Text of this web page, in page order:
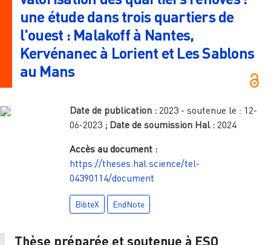
une étude dans trois quartiers de
l'ouest : Malakoff à Nantes,
Kervénanec à Lorient et Les Sablons
au Mans
Date de publication : 2023 - soutenue le : 12-
06-2023 ; Date de soumission Hal : 2024
Accès au document :
https://theses.hal.science/tel-
04390114/document
BibteX EndNote
Thèse préparée et soutenue à ESO